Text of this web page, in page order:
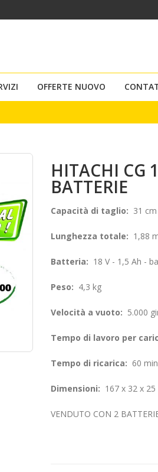
OFFERTE NUOVO
HITACHI CG
BATTERIE
Capacità di taglio: 31 cm
Lunghezza totale: 1,88
Batteria: 18 V - 1,5 Ah -
Peso: 4,3 kg
Velocità a vuoto: 5.000
Tempo di lavoro per
Tempo di ricarica: 60 min
Dimensioni: 167 x 32 x 25
VENDUTO CON 2